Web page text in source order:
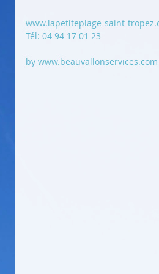
www.lapetiteplage-saint-
Tél: 04 94 17 01 23
by www.beauvallonservices.com